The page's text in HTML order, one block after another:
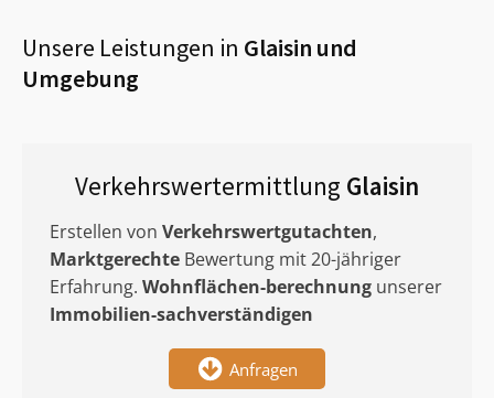
Unsere Leistungen in Glaisin und
Umgebung
Verkehrswertermittlung Glaisin
Erstellen von Verkehrswertgutachten,
Marktgerechte Bewertung mit 20-jähriger
Erfahrung. Wohnflächen-berechnung unserer
Immobilien-sachverständigen
Anfragen